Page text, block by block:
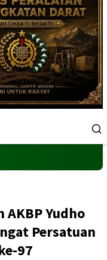
AKBP Yudho
Persatuan
97